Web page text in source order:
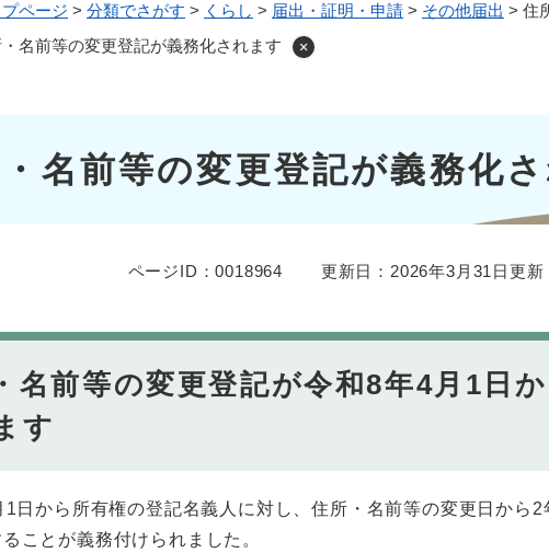
プページ > 分類でさがす > くらし > 届出・証明・申請 > その他届出 > 住
名前等の変更登記が義務化されます
名前等の変更登記が義務化
ページID：0018964 更新日：2026年3月31日更新
名前等の変更登記が令和8年4月1日
す
日から所有権の登記名義人に対し、住所・名前等の変更日から2
ことが義務付けられました。